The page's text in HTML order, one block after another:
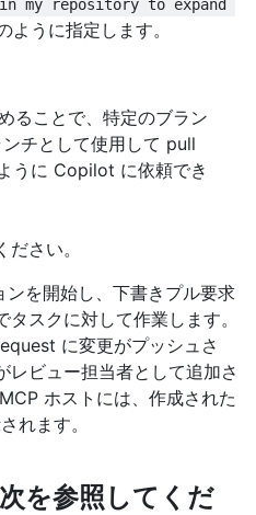
in my repository to expand
ように指定します。
ることで、特定のブラン
チとして使用して pull
うに Copilot に依頼でき
さい。
を開始し、下書きプル要求
スクに対して作業します。
に変更がプッシュさ
レビュー担当者として追加さ
ホストには、作成された
れます。
を参照してくだ